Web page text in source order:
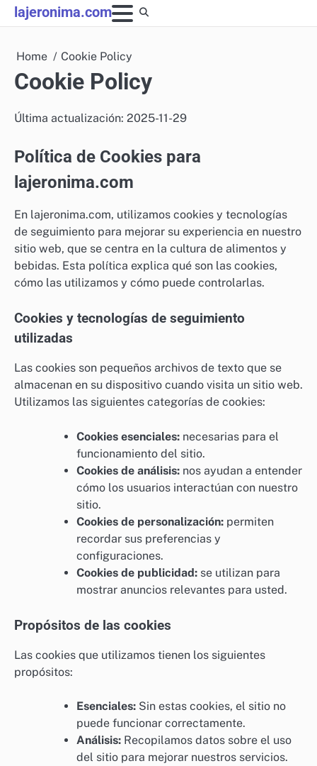
Skip
to
lajeronima.com
Home Cookie Policy
Cookie Policy
Última actualización: 2025-11-29
Política de Cookies para
lajeronima.com
En lajeronima.com, utilizamos cookies y tecnologías
de seguimiento para mejorar su experiencia en nuestro
sitio web, que se centra en la cultura de alimentos y
bebidas. Esta política explica qué son las cookies,
cómo las utilizamos y cómo puede controlarlas.
Cookies y tecnologías de seguimiento
utilizadas
Las cookies son pequeños archivos de texto que se
almacenan en su dispositivo cuando visita un sitio web.
Utilizamos las siguientes categorías de cookies:
Cookies esenciales: necesarias para el
funcionamiento del sitio.
Cookies de análisis: nos ayudan a entender
cómo los usuarios interactúan con nuestro
sitio.
Cookies de personalización: permiten
recordar sus preferencias y
configuraciones.
Cookies de publicidad: se utilizan para
mostrar anuncios relevantes para usted.
Propósitos de las cookies
Las cookies que utilizamos tienen los siguientes
propósitos:
Esenciales: Sin estas cookies, el sitio no
puede funcionar correctamente.
Análisis: Recopilamos datos sobre el uso
del sitio para mejorar nuestros servicios.